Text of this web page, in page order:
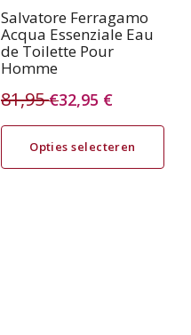
Salvatore Ferragamo
Acqua Essenziale Eau
de Toilette Pour
Homme
81,95€
Oorspronkelijke
prijs
32,95 €
Huidige
prijsOpties selecteren
optie
kan
gekozen
worden
productpagina